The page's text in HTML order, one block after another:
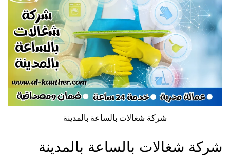
شركة شغالات بالساعة بالمدينة
شركة شغالات بالساعة بالمدينة